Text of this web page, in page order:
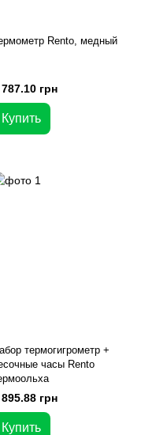
Rento, медный
787.10 грн
Купить
термогигрометр +
часы Rento
895.88 грн
Купить